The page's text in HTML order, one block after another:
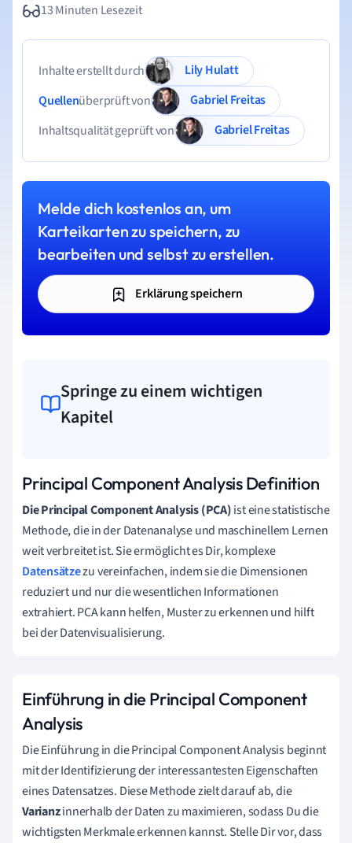
13 Minuten Lesezeit
Inhalte erstellt durch
Lily Hulatt
Quellenüberprüft von
Gabriel Freitas
Inhaltsqualität geprüft von
Gabriel Freitas
Melde dich kostenlos an, um
Karteikarten zu speichern, zu
bearbeiten und selbst zu erstellen.
Erklärung speichern
Springe zu einem wichtigen
Kapitel
Principal Component Analysis Definition
Die Principal Component Analysis (PCA)ist eine statistische
Methode, die in der Datenanalyse und maschinellem Lernen
weit verbreitet ist. Sie ermöglicht es Dir, komplexe
Datensätzezu vereinfachen, indem sie die Dimensionen
reduziert und nur die wesentlichen Informationen
extrahiert. PCA kann helfen, Muster zu erkennen und hilft
bei der Datenvisualisierung.
Einführung in die Principal Component
Analysis
Die Einführung in die Principal Component Analysis beginnt
mit der Identifizierung der interessantesten Eigenschaften
eines Datensatzes. Diese Methode zielt darauf ab, die
Varianzinnerhalb der Daten zu maximieren, sodass Du die
wichtigsten Merkmale erkennen kannst. Stelle Dir vor, dass